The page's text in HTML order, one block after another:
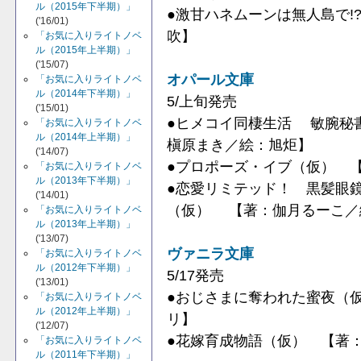
ル（2015年下半期）」
('16/01)
「お気に入りライトノベ
ル（2015年上半期）」
('15/07)
「お気に入りライトノベ
ル（2014年下半期）」
('15/01)
「お気に入りライトノベ
ル（2014年上半期）」
('14/07)
「お気に入りライトノベ
ル（2013年下半期）」
('14/01)
「お気に入りライトノベ
ル（2013年上半期）」
('13/07)
「お気に入りライトノベ
ル（2012年下半期）」
('13/01)
「お気に入りライトノベ
ル（2012年上半期）」
('12/07)
「お気に入りライトノベ
ル（2011年下半期）」
●激甘ハネムーンは無人島
吹】
オパール文庫
5/上旬発売
●ヒメコイ同棲生活 敏腕秘
槇原まき／絵：旭炬】
●プロポーズ・イブ（仮）
●恋愛リミテッド！ 黒髪眼
（仮） 【著：伽月るーこ
ヴァニラ文庫
5/17発売
●おじさまに奪われた蜜夜
リ】
●花嫁育成物語（仮） 【著